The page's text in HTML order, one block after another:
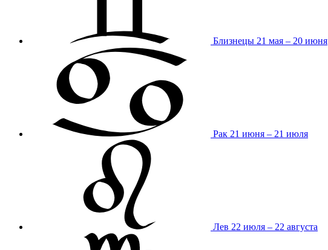
Близнецы 21 мая – 20 июня
Рак 21 июня – 21 июля
Лев 22 июля – 22 августа